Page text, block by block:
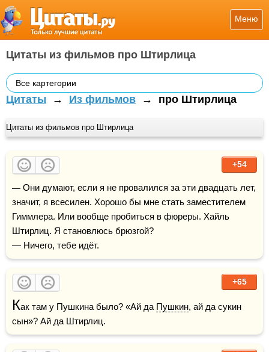
Меню
Цитаты из фильмов про Штирлица
Все картегории
Цитаты → Из фильмов → про Штирлица
Цитаты из фильмов про Штирлица
+54
— Они думают, если я не провалился за эти двадцать лет,
значит, я всесилен. Хорошо бы мне стать заместителем
Гиммлера. Или вообще пробиться в фюреры. Хайль
Штирлиц. Я становлюсь брюзгой?
— Ничего, тебе идёт.
+65
Как там у Пушкина было? «Ай да Пушкин, ай да сукин
сын»? Ай да Штирлиц.